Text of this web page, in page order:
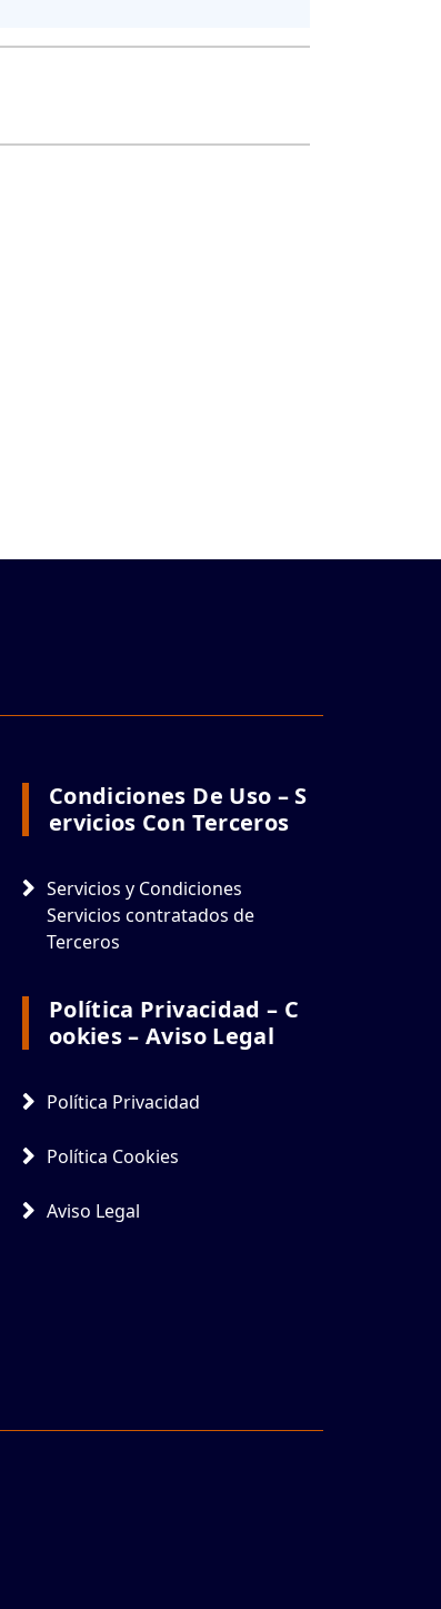
Condiciones De Uso – S
Ervicios Con Terceros
Servicios y Condiciones
Servicios contratados de
Terceros
Política Privacidad – C
Ookies – Aviso Legal
Política Privacidad
Política Cookies
Aviso Legal